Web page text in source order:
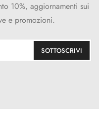
10%, aggiornamenti sui
e promozioni.